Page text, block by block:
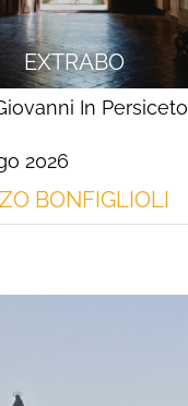
EXTRABO
In Persiceto
2026
BONFIGLIOLI